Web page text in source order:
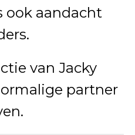
ook aandacht
van Jacky
partner